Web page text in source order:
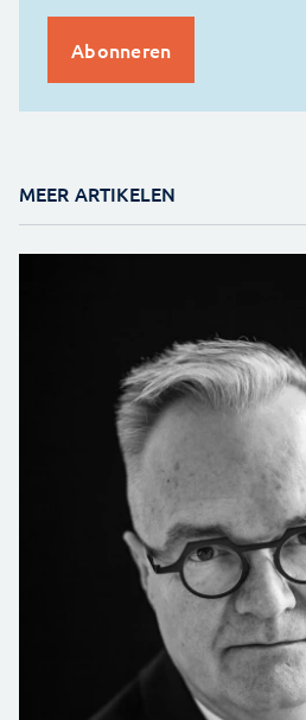
MEER ARTIKELEN